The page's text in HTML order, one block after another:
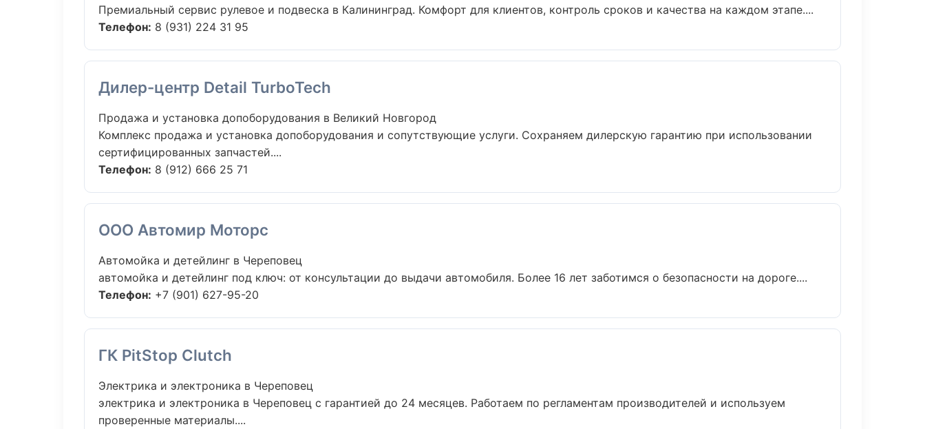
Премиальный сервис рулевое и подвеска в Калининград. Комфорт для клиентов, контроль сроков и качества на каждом этапе....
Телефон: 8 (931) 224 31 95
Дилер-центр Detail TurboTech
Продажа и установка допоборудования в Великий Новгород
Комплекс продажа и установка допоборудования и сопутствующие услуги. Сохраняем дилерскую гарантию при использовании
сертифицированных запчастей....
Телефон: 8 (912) 666 25 71
ООО Автомир Моторс
Автомойка и детейлинг в Череповец
автомойка и детейлинг под ключ: от консультации до выдачи автомобиля. Более 16 лет заботимся о безопасности на дороге....
Телефон: +7 (901) 627-95-20
ГК PitStop Clutch
Электрика и электроника в Череповец
электрика и электроника в Череповец с гарантией до 24 месяцев. Работаем по регламентам производителей и используем
проверенные материалы....